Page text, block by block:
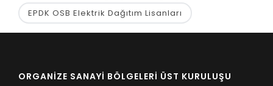
EPDK OSB Elektrik Dağıtım Lisanları
ORGANİZE SANAYİ BÖLGELERİ ÜST KURULUŞU